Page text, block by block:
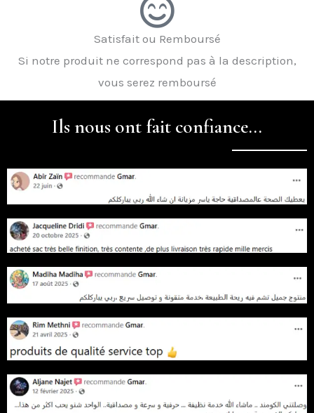
Satisfait ou Remboursé
Si notre produit ne correspond pas à la description,
vous serez remboursé
Ils nous ont fait confiance...